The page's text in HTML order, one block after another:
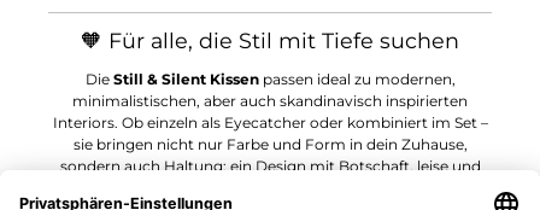
🧡 Für alle, die Stil mit Tiefe suchen
Die Still & Silent Kissen passen ideal zu modernen,
minimalistischen, aber auch skandinavisch inspirierten
Interiors. Ob einzeln als Eyecatcher oder kombiniert im Set –
sie bringen nicht nur Farbe und Form in dein Zuhause,
sondern auch Haltung: ein Design mit Botschaft, leise und